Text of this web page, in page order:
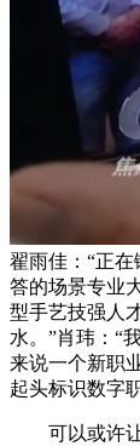
翟雨佳：“正
答的场景专业
型手艺技强人
水。”肖玮：“
来说一个新职
起头标识数字
可以或许让